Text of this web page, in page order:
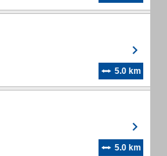
5.0 km
5.0 km